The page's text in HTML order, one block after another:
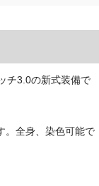
チ3.0の新式装備で
。全身、染色可能で